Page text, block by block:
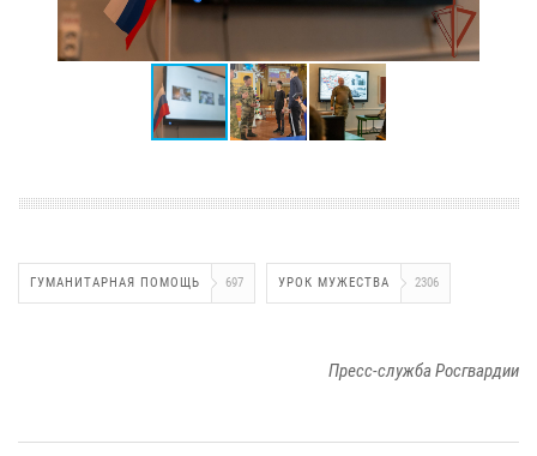
ГУМАНИТАРНАЯ ПОМОЩЬ 697 УРОК МУЖЕСТВА 2306
Пресс-служба Росгвардии